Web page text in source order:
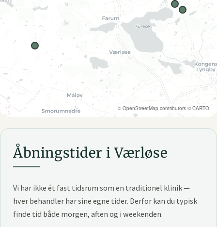
© OpenStreetMap contributors © CARTO
Åbningstider i Værløse
Vi har ikke ét fast tidsrum som en traditionel klinik —
hver behandler har sine egne tider. Derfor kan du typisk
finde tid både morgen, aften og i weekenden.